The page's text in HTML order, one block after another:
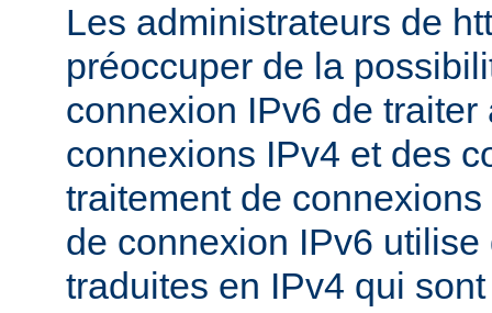
Les administrateurs de
préoccuper de la
connexion IPv6 de traiter
connexions IPv4 et des
traitement de
de connexion IPv6
traduites en IPv4 qui